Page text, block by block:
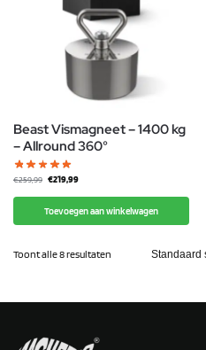
Beast Vismagneet – 1400 kg
– Allround 360°
€259,99 €219,99
Toevoegen aan winkelwagen
Toont alle 8 resultaten